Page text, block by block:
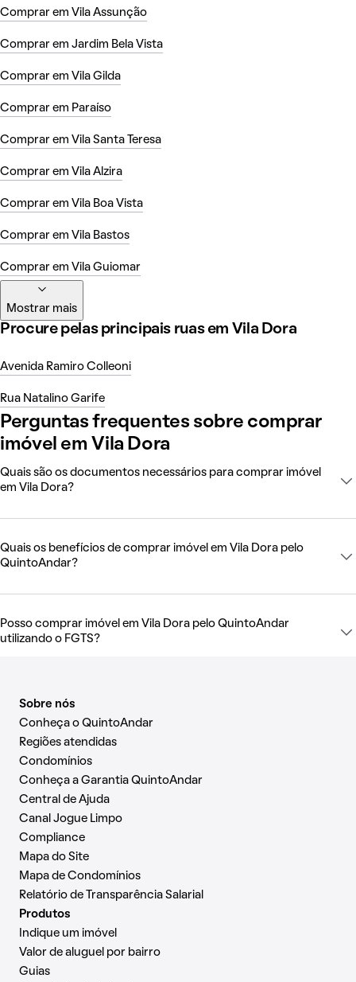
Comprar em Vila Assunção
Comprar em Jardim Bela Vista
Comprar em Vila Gilda
Comprar em Paraíso
Comprar em Vila Santa Teresa
Comprar em Vila Alzira
Comprar em Vila Boa Vista
Comprar em Vila Bastos
Comprar em Vila Guiomar
Mostrar mais
Procure pelas principais ruas em Vila Dora
Avenida Ramiro Colleoni
Rua Natalino Garife
Perguntas frequentes sobre comprar
imóvel em Vila Dora
Quais são os documentos necessários para comprar imóvel
em Vila Dora?
Quais os benefícios de comprar imóvel em Vila Dora pelo
QuintoAndar?
Posso comprar imóvel em Vila Dora pelo QuintoAndar
utilizando o FGTS?
Sobre nós
Conheça o QuintoAndar
Regiões atendidas
Condomínios
Conheça a Garantia QuintoAndar
Central de Ajuda
Canal Jogue Limpo
Compliance
Mapa do Site
Mapa de Condomínios
Relatório de Transparência Salarial
Produtos
Indique um imóvel
Valor de aluguel por bairro
Guias